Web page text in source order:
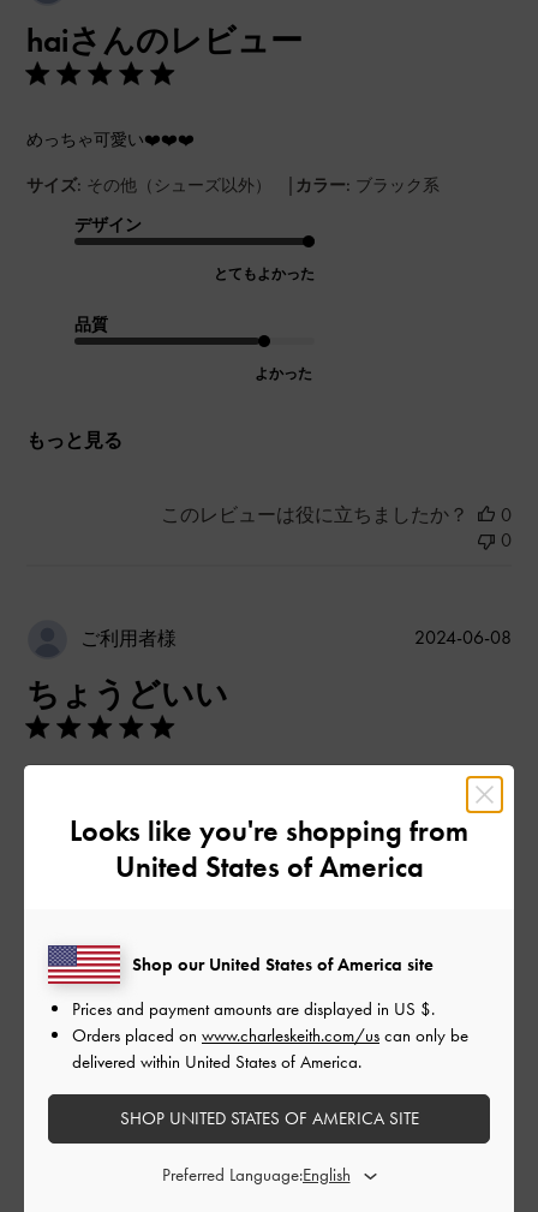
haiさんのレビュー
めっちゃ可愛い❤️❤️❤️
サイズ: その他（シューズ以外） | カラー: ブラック系
デザイン
とてもよかった
品質
よかった
もっと見る
このレビューは役に立ちましたか？
0
0
ご利用者様
ちょうどいい
たくさん入らないけど、
スーパー行くだけの時とかにちょうどいい
品質
もっと見る
公
2024-06-08
Looks like you're shopping from
United States of America
Shop our United States of America site
Prices and payment amounts are displayed in US $.
Orders placed on www.charleskeith.com/us can only be
delivered within United States of America.
SHOP UNITED STATES OF AMERICA SITE
Preferred Language: